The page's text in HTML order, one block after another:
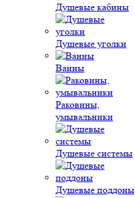
Душевые кабины
Душевые уголки
Ванны
Раковины,
умывальники
Душевые системы
Душевые поддоны